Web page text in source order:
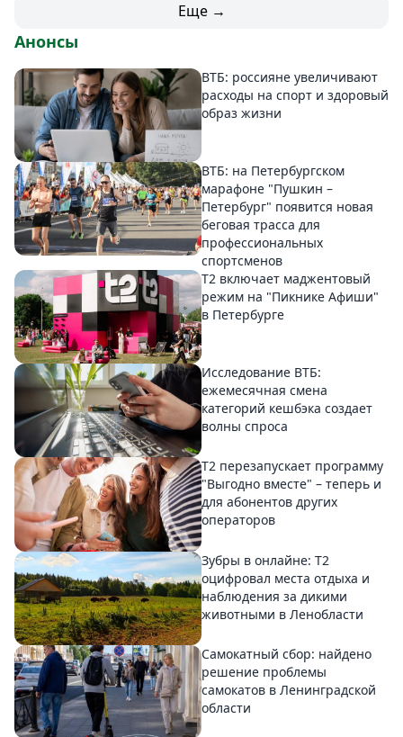
Еще →
Анонсы
ВТБ: россияне увеличивают
расходы на спорт и здоровый
образ жизни
ВТБ: на Петербургском
марафоне "Пушкин –
Петербург" появится новая
беговая трасса для
профессиональных
спортсменов
Т2 включает маджентовый
режим на "Пикнике Афиши"
в Петербурге
Исследование ВТБ:
ежемесячная смена
категорий кешбэка создает
волны спроса
Т2 перезапускает программу
"Выгодно вместе" – теперь и
для абонентов других
операторов
Зубры в онлайне: Т2
оцифровал места отдыха и
наблюдения за дикими
животными в Ленобласти
Самокатный сбор: найдено
решение проблемы
самокатов в Ленинградской
области